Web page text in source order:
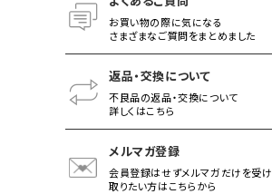
お買い物の際に気になる
さまざまなご質問をまとめました
返品・交換について
不良品の返品・交換について
詳しくはこちら
メルマガ登録
会員登録はせずメルマガだけを受け
取りたい方はこちらから